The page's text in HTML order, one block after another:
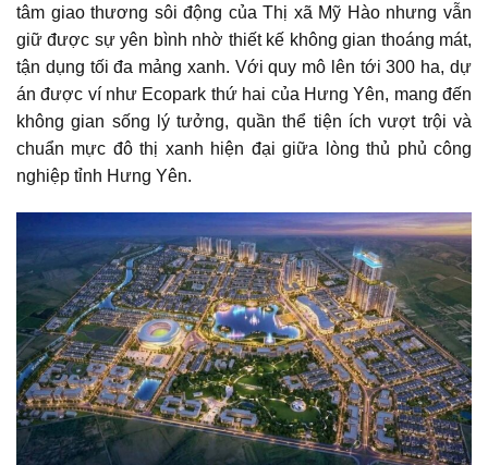
tâm giao thương sôi động của Thị xã Mỹ Hào nhưng vẫn
giữ được sự yên bình nhờ thiết kế không gian thoáng mát,
tận dụng tối đa mảng xanh. Với quy mô lên tới 300 ha, dự
án được ví như Ecopark thứ hai của Hưng Yên, mang đến
không gian sống lý tưởng, quần thể tiện ích vượt trội và
chuẩn mực đô thị xanh hiện đại giữa lòng thủ phủ công
nghiệp tỉnh Hưng Yên.